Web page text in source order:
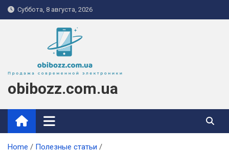
Skip
to
Суббота, 8 августа, 2026
obibozz.com.ua
Home
Полезные статьи